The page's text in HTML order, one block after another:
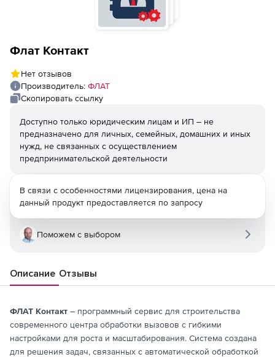
Флат Контакт
Нет отзывов
Производитель: ФЛАТ
Скопировать ссылку
Доступно только юридическим лицам и ИП – не
предназначено для личных, семейных, домашних и иных
нужд, не связанных с осуществлением
предпринимательской деятельности
В связи с особенностями лицензирования, цена на
данный продукт предоставляется по запросу
Поможем с выбором
Описание Отзывы
ФЛАТ Контакт – программный сервис для строительства
современного центра обработки вызовов c гибкими
настройками для роста и масштабирования. Система создана
для решения задач, связанных с автоматической обработкой